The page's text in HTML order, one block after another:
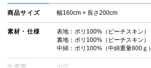
商品サイズ 幅160cm × 長さ200cm
素材・仕様
表地：ポリ100%（ピーチスキン）
裏地：ポリ100%（ピーチスキン）
中綿：ポリ100%（中綿重量800ｇ）